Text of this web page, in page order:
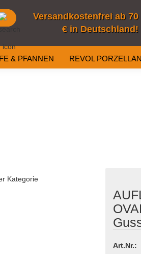
Suche...Versandkostenfrei ab 70
€ in Deutschland!
& PFANNEN REVOL PORZELLAN
Kategorie
Art.Nr.: